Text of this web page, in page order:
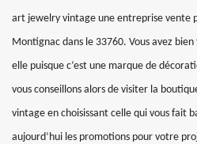
art jewelry vintage une entreprise vente
Montignac dans le 33760. Vous avez
elle puisque c’est une marque de
vous conseillons alors de visiter la
vintage en choisissant celle qui vous fait
aujourd’hui les promotions pour votre